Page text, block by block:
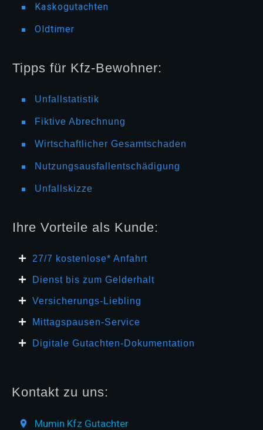
Kaskogutachten
Oldtimer
Tipps für Kfz-Bewohner:
Unfallstatistik
Fiktive Abrechnung
Wirtschaftlicher Gesamtschaden
Nutzungsausfallentschädigung
Unfallskizze
Ihre Vorteile als Kunde:
27/7 kosten lose* Anfahrt
Dienst bis zum Gelderhalt
Versicherungs-Liebling
Mittagspausen-Service
Digitale Gutachten-Dokumentation
Kontakt zu uns:
Mumin Kfz Gutachter